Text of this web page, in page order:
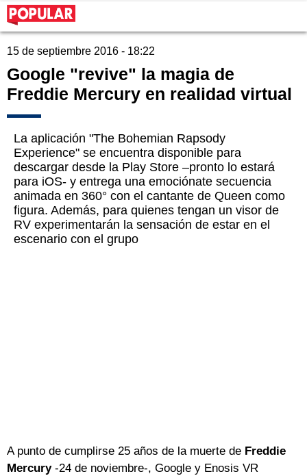
15 de septiembre 2016 - 18:22
Google "revive" la magia de
Freddie Mercury en realidad virtual
La aplicación "The Bohemian Rapsody
Experience" se encuentra disponible para
descargar desde la Play Store –pronto lo estará
para iOS- y entrega una emociónate secuencia
animada en 360° con el cantante de Queen como
figura. Además, para quienes tengan un visor de
RV experimentarán la sensación de estar en el
escenario con el grupo
A punto de cumplirse 25 años de la muerte de Freddie
Mercury-24 de noviembre-, Google y Enosis VR